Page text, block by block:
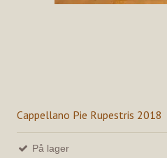
Cappellano Pie Rupestris 2018
På lager